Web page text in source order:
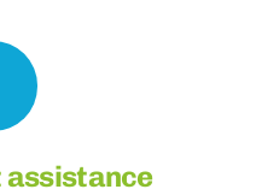
assistance